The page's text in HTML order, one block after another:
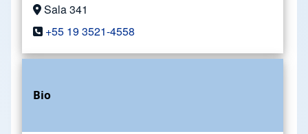
Sala 341
+55 19 3521-4558
Bio